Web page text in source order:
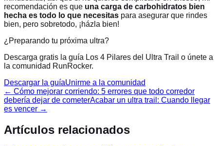
recomendación es que una carga de carbohidratos bien
hecha es todo lo que necesitas para asegurar que rindes
bien, pero sobretodo, ¡házla bien!
¿Preparando tu próxima ultra?
Descarga gratis la guía Los 4 Pilares del Ultra Trail o únete a
la comunidad RunRocker.
Descargar la guíaUnirme a la comunidad
← Cómo mejorar corriendo: 5 errores que todo corredor
debería dejar de cometerAcabar un ultra trail: Cuando llegar
es vencer →
Artículos relacionados